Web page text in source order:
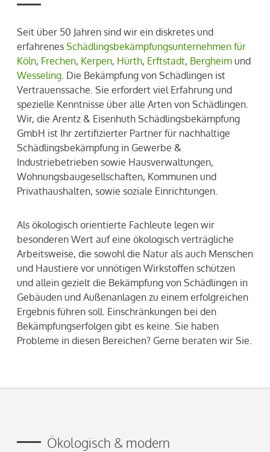
Seit über 50 Jahren sind wir ein diskretes und
erfahrenesSchädlingsbekämpfungsunternehmen für
Köln, Frechen, Kerpen, Hürth, Erftstadt, Bergheimund
Wesseling . Die Bekämpfung von Schädlingen ist
Vertrauenssache. Sie erfordert viel Erfahrung und
spezielle Kenntnisse über alle Arten von Schädlingen.
Wir, die Arentz & Eisenhuth Schädlingsbekämpfung
GmbH ist Ihr zertifizierter Partner für nachhaltige
Schädlingsbekämpfung in Gewerbe &
Industriebetrieben sowie Hausverwaltungen,
Wohnungsbaugesellschaften, Kommunen und
Privathaushalten, sowie soziale Einrichtungen.
Als ökologisch orientierte Fachleute legen wir
besonderen Wert auf eine ökologisch verträgliche
Arbeitsweise, die sowohl die Natur als auch Menschen
und Haustiere vor unnötigen Wirkstoffen schützen
und allein gezielt die Bekämpfung von Schädlingen in
Gebäuden und Außenanlagen zu einem erfolgreichen
Ergebnis führen soll. Einschränkungen bei den
Bekämpfungserfolgen gibt es keine. Sie haben
Probleme in diesen Bereichen? Gerne beraten wir Sie.
Ökologisch & modern